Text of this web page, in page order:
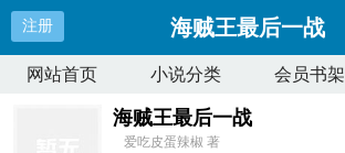
注册 海贼王最后一战
网站首页 小说分类 会员书架
海贼王最后一战
爱吃皮蛋辣椒 著